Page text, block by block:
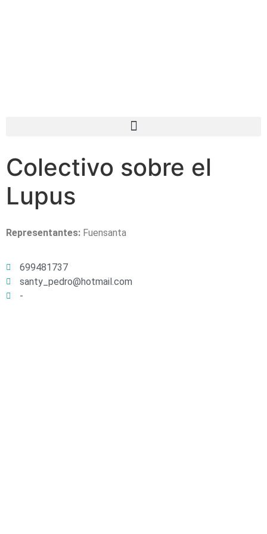
Colectivo sobre el
Lupus
Representantes: Fuensanta
699481737
santy_pedro@hotmail.com
-